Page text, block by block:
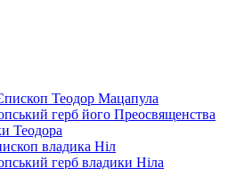
Теодор Мацапула
герб його Преосвященства
Теодора
владика Ніл
герб владики Ніла